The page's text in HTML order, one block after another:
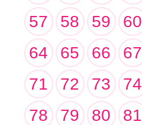
57
58 59 60
64
65 66 67
71
72 73 74
78
79 80 81